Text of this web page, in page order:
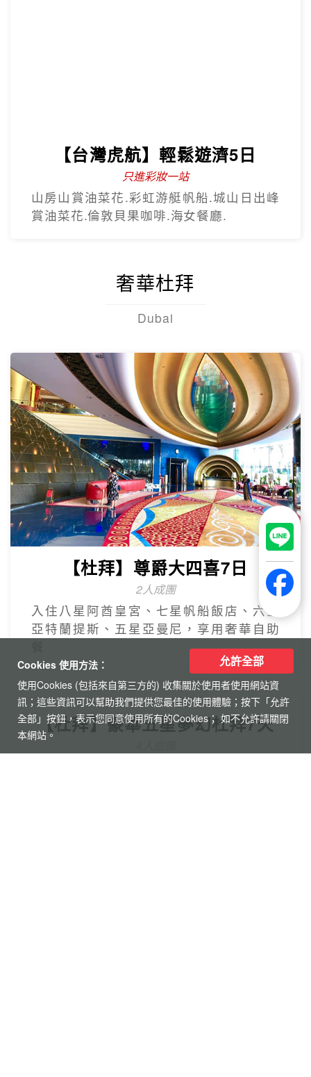
Cookies 使用方法：
使用Cookies (包括來自第三方的) 收集關於使用者使用網站資
訊；這些資訊可以幫助我們提供您最佳的使用體驗；按下「允許
全部」按鈕，表示您同意使用所有的Cookies； 如不允許請關閉
本網站。
允許全部
奢華杜拜
Dubai
【杜拜】尊爵大四喜7日
2人成團
入住八星阿酋皇宮、七星帆船飯店、六星
亞特蘭提斯、五星亞曼尼，享用奢華自助
餐
【杜拜】豪華五星夢幻杜拜7天
4人成團
最新網紅景點特集~黃金相框、未來博物
館、杜拜之眼